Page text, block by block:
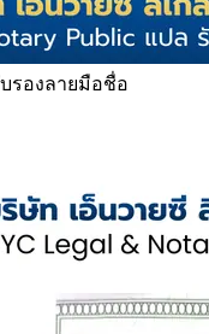
รองลายมือชื่อ